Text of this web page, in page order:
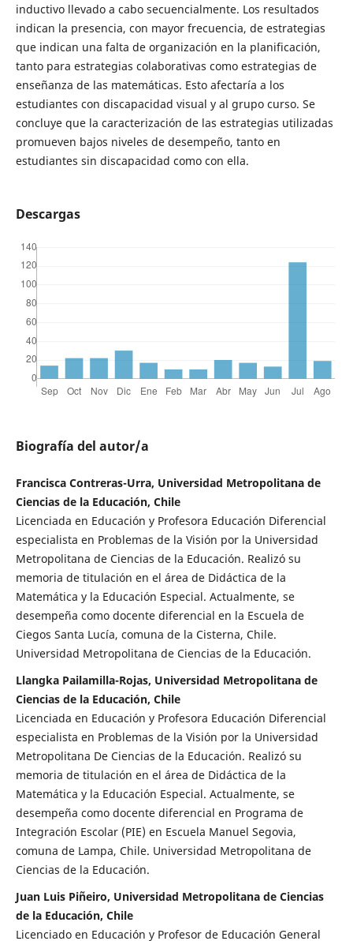
inductivo llevado a cabo secuencialmente. Los resultados
indican la presencia, con mayor frecuencia, de estrategias
que indican una falta de organización en la planificación,
tanto para estrategias colaborativas como estrategias de
enseñanza de las matemáticas. Esto afectaría a los
estudiantes con discapacidad visual y al grupo curso. Se
concluye que la caracterización de las estrategias utilizadas
promueven bajos niveles de desempeño, tanto en
estudiantes sin discapacidad como con ella.
Descargas
Biografía del autor/a
Francisca Contreras-Urra, Universidad Metropolitana de
Ciencias de la Educación, Chile
Licenciada en Educación y Profesora Educación Diferencial
especialista en Problemas de la Visión por la Universidad
Metropolitana de Ciencias de la Educación. Realizó su
memoria de titulación en el área de Didáctica de la
Matemática y la Educación Especial. Actualmente, se
desempeña como docente diferencial en la Escuela de
Ciegos Santa Lucía, comuna de la Cisterna, Chile.
Universidad Metropolitana de Ciencias de la Educación.
Llangka Pailamilla-Rojas, Universidad Metropolitana de
Ciencias de la Educación, Chile
Licenciada en Educación y Profesora Educación Diferencial
especialista en Problemas de la Visión por la Universidad
Metropolitana De Ciencias de la Educación. Realizó su
memoria de titulación en el área de Didáctica de la
Matemática y la Educación Especial. Actualmente, se
desempeña como docente diferencial en Programa de
Integración Escolar (PIE) en Escuela Manuel Segovia,
comuna de Lampa, Chile. Universidad Metropolitana de
Ciencias de la Educación.
Juan Luis Piñeiro, Universidad Metropolitana de Ciencias
de la Educación, Chile
Licenciado en Educación y Profesor de Educación General